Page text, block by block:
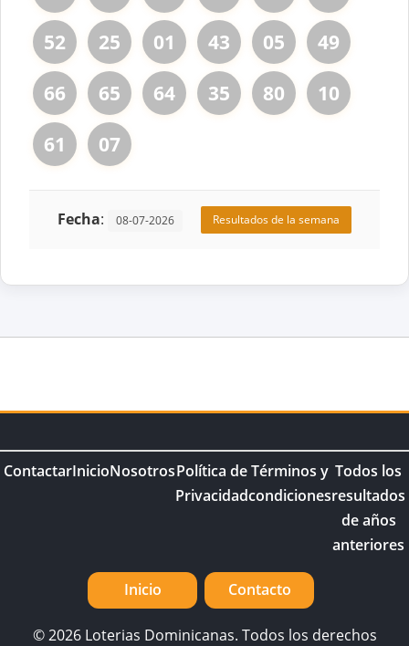
52
25 01 43 05
49
66
65 64 35 80
10
61
07
Fecha: 08-07-2026 Resultados de la semana
ContactarInicioNosotrosPolítica de
Privacidad
Términos y
condiciones
Todos los
resultados
de años
anteriores
Inicio Contacto
© 2026 Loterias Dominicanas. Todos los derechos